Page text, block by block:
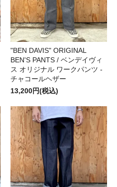
"BEN DAVIS" ORIGINAL
BEN'S PANTS / ベンデイヴィ
ス オリジナル ワークパンツ -
チャコールヘザー
13,200円(税込)